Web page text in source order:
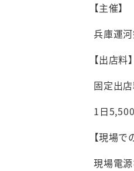
【主催】
兵庫運
【出店料】
固定出
1日5,500
【現場で
現場電